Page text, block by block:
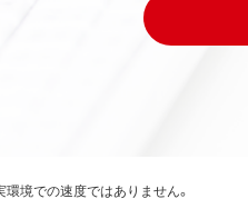
境での速度ではありません。